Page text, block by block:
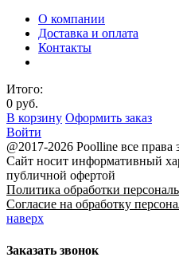
О компании
Доставка и оплата
Контакты
Итого:
0 руб.
В корзину Оформить заказ
Войти
@2017-2026 Poolline все
Сайт носит информативный
публичной офертой
Политика обработки
Согласие на обработку
наверх
Заказать звонок